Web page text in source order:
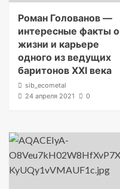
Роман Голованов —
интересные факты о
жизни и карьере
одного из ведущих
баритонов XXI века
sib_ecometal
24 апреля 2021
0